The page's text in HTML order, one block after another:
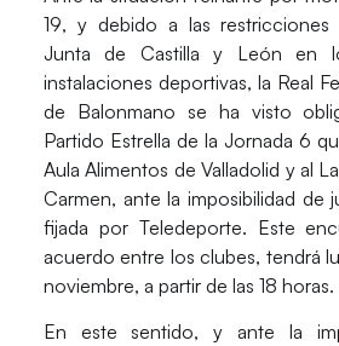
19, y debido a las restricciones
Junta de Castilla y León en
instalaciones deportivas, la Real
de Balonmano se ha visto
Partido Estrella de la Jornada 6
Aula Alimentos de Valladolid y al
Carmen, ante la imposibilidad de
fijada por Teledeporte. Este
acuerdo entre los clubes, tendrá
noviembre, a partir de las 18 horas.
En este sentido, y ante la